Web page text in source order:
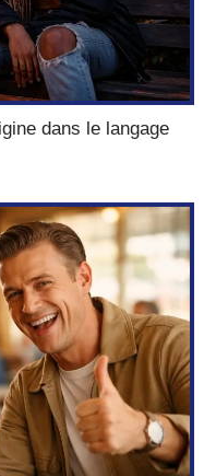
dans le langage